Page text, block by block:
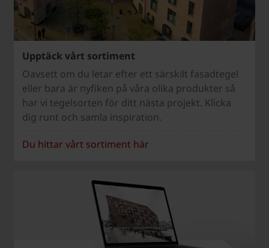
Upptäck vårt sortiment
Oavsett om du letar efter ett särskilt fasadtegel
eller bara är nyfiken på våra olika produkter så
har vi tegelsorten för ditt nästa projekt. Klicka
dig runt och samla inspiration.
Du hittar vårt sortiment här